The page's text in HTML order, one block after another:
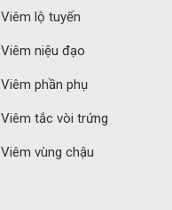
Viêm lộ tuyến
Viêm niệu đạo
Viêm phần phụ
Viêm tắc vòi trứng
Viêm vùng chậu